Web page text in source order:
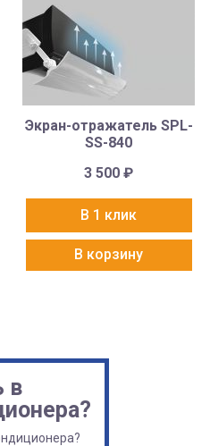
Экран-отражатель SPL-
SS-840
3 500₽
В 1 клик
В корзину
в